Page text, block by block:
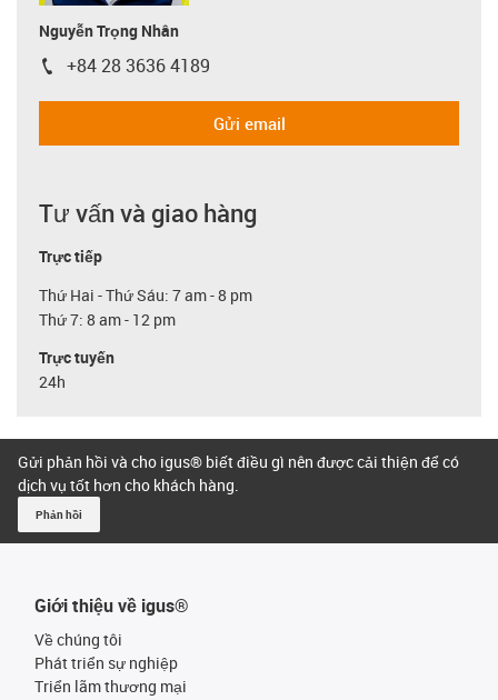
Nguyễn Trọng Nhân
igus-icon-phone
+84 28 3636 4189
Gửi email
Tư vấn và giao hàng
Trực tiếp
Thứ Hai - Thứ Sáu: 7 am - 8 pm
Thứ 7: 8 am - 12 pm
Trực tuyến
24h
Gửi phản hồi và cho igus® biết điều gì nên được cải thiện để có
dịch vụ tốt hơn cho khách hàng.
Phản hồi
Giới thiệu về igus®
Về chúng tôi
Phát triển sự nghiệp
Triển lãm thương mại